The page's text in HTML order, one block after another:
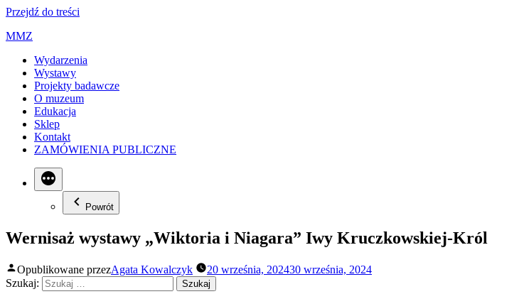
Przejdź do treści
MMZ
Wydarzenia
Wystawy
Projekty badawcze
O muzeum
Edukacja
Sklep
Kontakt
ZAMÓWIENIA PUBLICZNE
Powrót
Wernisaż wystawy „Wiktoria i Niagara” Iwy Kruczkowskiej-Król
Opublikowane przezAgata Kowalczyk 20 września, 202430 września, 2024
Szukaj: